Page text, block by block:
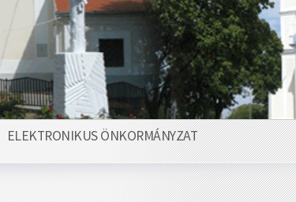
ELEKTRONIKUS ÖNKORMÁNYZAT